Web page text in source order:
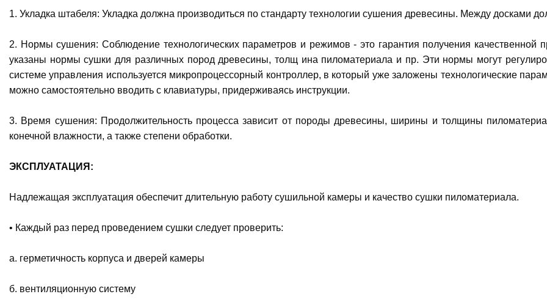
1. Укладка штабеля: Укладка должна производиться по стандарту технологии сушения древесины. Между досками
2. Нормы сушения: Соблюдение технологических параметров и режимов - это гарантия получения
указаны нормы сушки для различных пород древесины, толщ ина пиломатериала и пр. Эти нормы могут
системе управления используется микропроцессорный контроллер, в который уже заложены технологические
можно самостоятельно вводить с клавиатуры, придерживаясь инструкции.
3. Время сушения: Продолжительность процесса зависит от породы древесины, ширины и толщины
конечной влажности, а также степени обработки.
ЭКСПЛУАТАЦИЯ:
Надлежащая эксплуатация обеспечит длительную работу сушильной камеры и качество сушки пиломатериала.
• Каждый раз перед проведением сушки следует проверить:
а. герметичность корпуса и дверей камеры
б. вентиляционную систему